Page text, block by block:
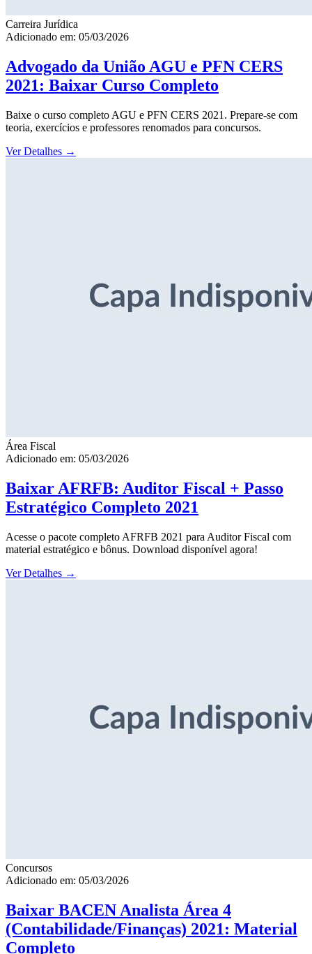
Carreira Jurídica
Adicionado em: 05/03/2026
Advogado da União AGU e PFN CERS
2021: Baixar Curso Completo
Baixe o curso completo AGU e PFN CERS 2021. Prepare-se com
teoria, exercícios e professores renomados para concursos.
Ver Detalhes →
Área Fiscal
Adicionado em: 05/03/2026
Baixar AFRFB: Auditor Fiscal + Passo
Estratégico Completo 2021
Acesse o pacote completo AFRFB 2021 para Auditor Fiscal com
material estratégico e bônus. Download disponível agora!
Ver Detalhes →
Concursos
Adicionado em: 05/03/2026
Baixar BACEN Analista Área 4
(Contabilidade/Finanças) 2021: Material
Completo